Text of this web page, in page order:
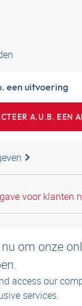
een uitvoering
A.U.B. EEN
voor klanten
om onze
access our
services.